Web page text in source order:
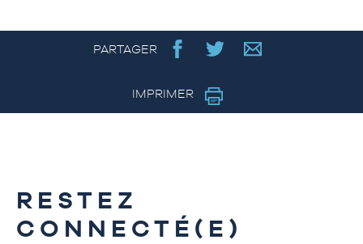
PARTAGER
IMPRIMER
RESTEZ
CONNECTÉ(E)